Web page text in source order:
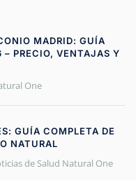
MADRID: GUÍA
PRECIO, VENTAJAS Y
One
GUÍA COMPLETA DE
NATURAL
de Salud Natural One